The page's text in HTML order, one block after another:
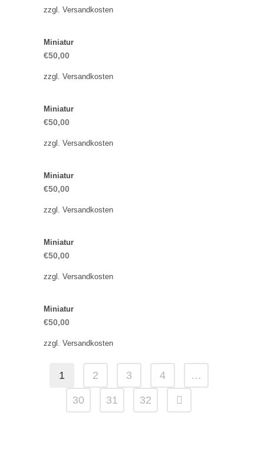
zzgl. Versandkosten
Miniatur
€50,00
zzgl. Versandkosten
Miniatur
€50,00
zzgl. Versandkosten
Miniatur
€50,00
zzgl. Versandkosten
Miniatur
€50,00
zzgl. Versandkosten
Miniatur
€50,00
zzgl. Versandkosten
1 2 3 4 …
30 31 32